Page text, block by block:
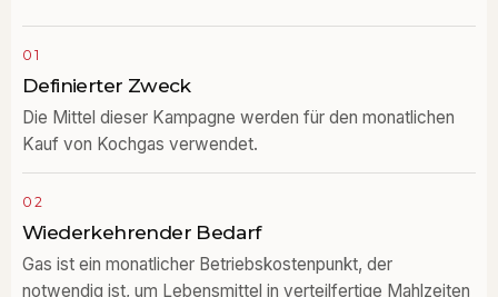
01
Definierter Zweck
Die Mittel dieser Kampagne werden für den monatlichen
Kauf von Kochgas verwendet.
02
Wiederkehrender Bedarf
Gas ist ein monatlicher Betriebskostenpunkt, der
notwendig ist, um Lebensmittel in verteilfertige Mahlzeiten